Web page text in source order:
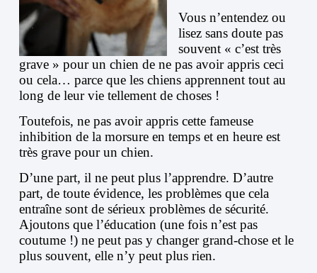
Vous n’entendez ou
lisez sans doute pas
souvent « c’est très
grave » pour un chien de ne pas avoir appris ceci
ou cela… parce que les chiens apprennent tout au
long de leur vie tellement de choses !
Toutefois, ne pas avoir appris cette fameuse
inhibition de la morsure en temps et en heure est
très grave pour un chien.
D’une part, il ne peut plus l’apprendre. D’autre
part, de toute évidence, les problèmes que cela
entraîne sont de sérieux problèmes de sécurité.
Ajoutons que l’éducation (une fois n’est pas
coutume !) ne peut pas y changer grand-chose et le
plus souvent, elle n’y peut plus rien.